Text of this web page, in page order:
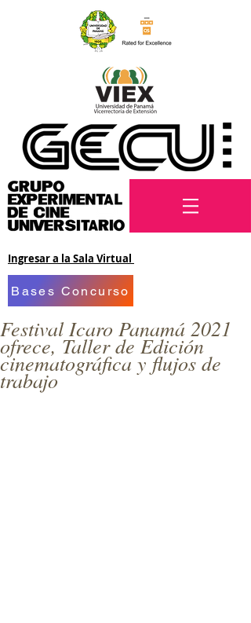
Ingresar a la Sala Virtual
Bases Concurso
Festival Icaro Panamá 2021
ofrece, Taller de Edición
cinematográfica y flujos de
trabajo